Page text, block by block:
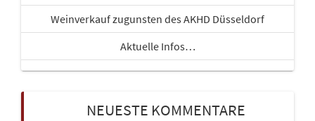
Weinverkauf zugunsten des AKHD Düsseldorf
Aktuelle Infos…
NEUESTE KOMMENTARE